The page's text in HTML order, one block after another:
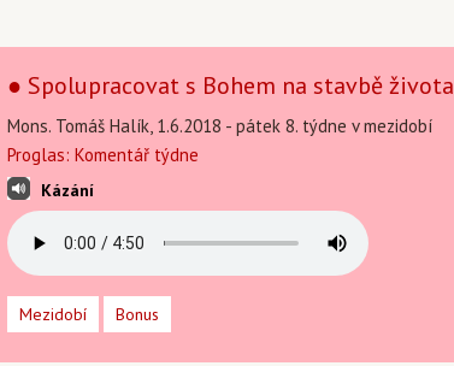
● Spolupracovat s Bohem na stavbě života
Mons. Tomáš Halík, 1.6.2018 - pátek 8. týdne v mezidobí
Proglas: Komentář týdne
Kázání
Mezidobí Bonus